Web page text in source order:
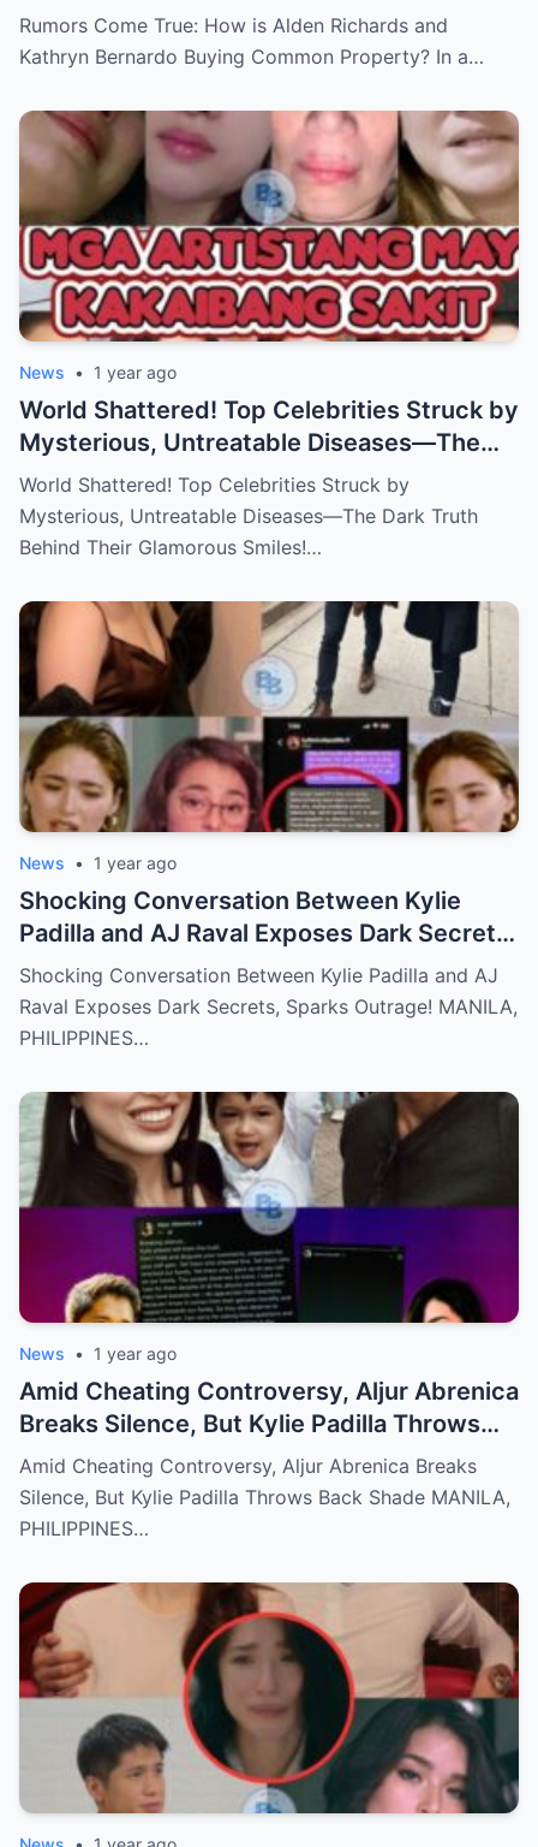
property?
Rumors Come True: How is Alden Richards and
Kathryn Bernardo Buying Common Property? In a…
News • 1 year ago
World Shattered! Top Celebrities Struck by
Mysterious, Untreatable Diseases—The
Dark Truth Behind Their Glamorous Smiles!
World Shattered! Top Celebrities Struck by
Mysterious, Untreatable Diseases—The Dark Truth
Behind Their Glamorous Smiles!…
News • 1 year ago
Shocking Conversation Between Kylie
Padilla and AJ Raval Exposes Dark Secrets,
Sparks Outrage!
Shocking Conversation Between Kylie Padilla and AJ
Raval Exposes Dark Secrets, Sparks Outrage! MANILA,
PHILIPPINES…
News • 1 year ago
Amid Cheating Controversy, Aljur Abrenica
Breaks Silence, But Kylie Padilla Throws
Back Shade!
Amid Cheating Controversy, Aljur Abrenica Breaks
Silence, But Kylie Padilla Throws Back Shade MANILA,
PHILIPPINES…